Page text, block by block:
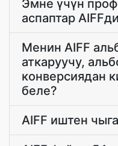
Эмне үчүн
аспаптар
Менин AIFF
аткаруучу,
конверсиядан
беле?
AIFF иштен